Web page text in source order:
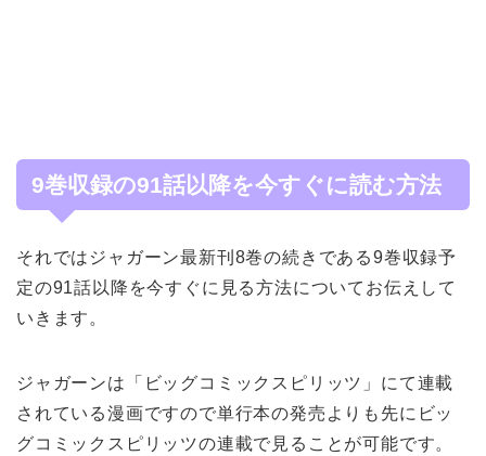
9巻収録の91話以降を今すぐに読む方法
それではジャガーン最新刊8巻の続きである9巻収録予
定の91話以降を今すぐに見る方法についてお伝えして
いきます。
ジャガーンは「ビッグコミックスピリッツ」にて連載
されている漫画ですので単行本の発売よりも先にビッ
グコミックスピリッツの連載で見ることが可能です。